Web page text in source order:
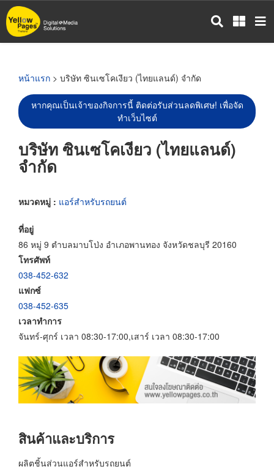
ข้าม
ไป
หน้าแรก > บริษัท ซินเซโคเงียว (ไทยแลนด์) จำกัด
หากคุณเป็นเจ้าของกิจการนี้ ติดต่อรับส่วนลดพิเศษ! เพื่อจัด
ทำเว็บไซต์
บริษัท ซินเซโคเงียว (ไทยแลนด์)
จำกัด
หมวดหมู่ : แอร์สำหรับรถยนต์
ที่อยู่
86 หมู่ 9 ตำบลมาบโป่ง อำเภอพานทอง จังหวัดชลบุรี 20160
โทรศัพท์
038-452-632
แฟกซ์
038-452-635
เวลาทำการ
จันทร์-ศุกร์ เวลา 08:30-17:00,เสาร์ เวลา 08:30-17:00
สินค้าและบริการ
ผลิตชิ้นส่วนแอร์สำหรับรถยนต์